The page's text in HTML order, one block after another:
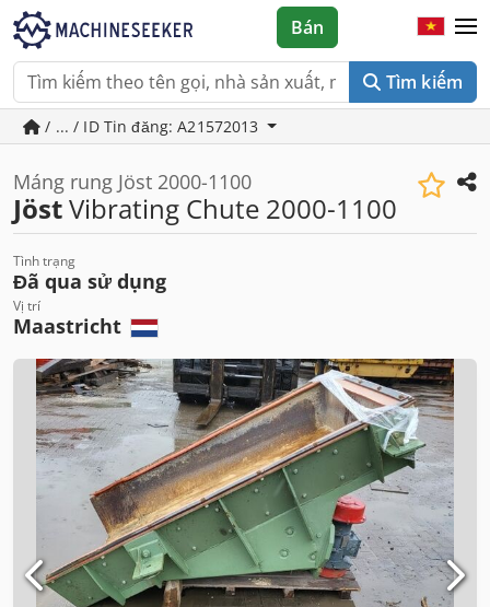
Tìm kiếm
Bán
/ ... / ID Tin đăng: A21572013
Máng rung Jöst 2000-1100
JöstVibrating Chute 2000-1100
Tình trạng
Đã qua sử dụng
Vị trí
Maastricht